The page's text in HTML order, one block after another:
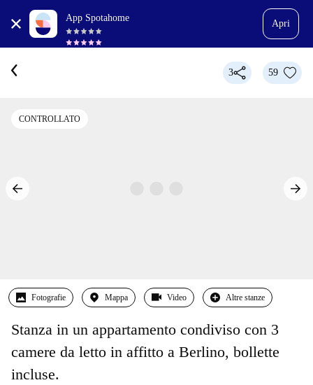
App Spotahome
Apri
3 59
CONTROLLATO
Fotografie Mappa Video Altre stanze
Stanza in un appartamento condiviso con 3
camere da letto in affitto a Berlino, bollette
incluse.